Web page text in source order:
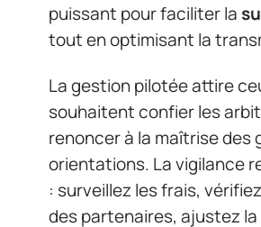
puissant pour faciliter la
tout en optimisant la
La gestion pilotée attire
souhaitent confier les
renoncer à la maîtrise des
orientations. La vigilance
: surveillez les frais,
des partenaires, ajustez